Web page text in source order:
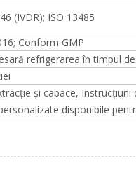
(IVDR); ISO 13485
Conform GMP
refrigerarea în timpul
și capace, Instrucțiuni
disponibile